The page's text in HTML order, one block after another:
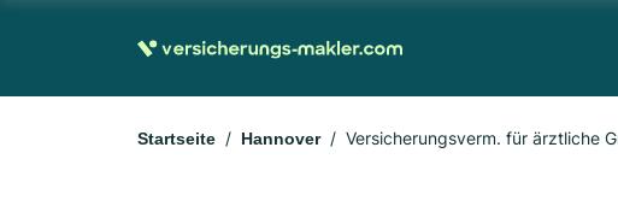
Startseite Hannover Versicherungsverm. für ärztliche